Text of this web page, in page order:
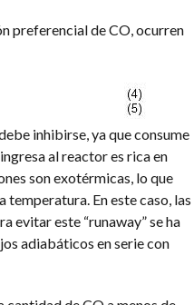
preferencial de CO, ocurren
inhibirse, ya que consume
al reactor es rica en
son exotérmicas, lo que
temperatura. En este caso, las
evitar este “runaway” se ha
adiabáticos en serie con